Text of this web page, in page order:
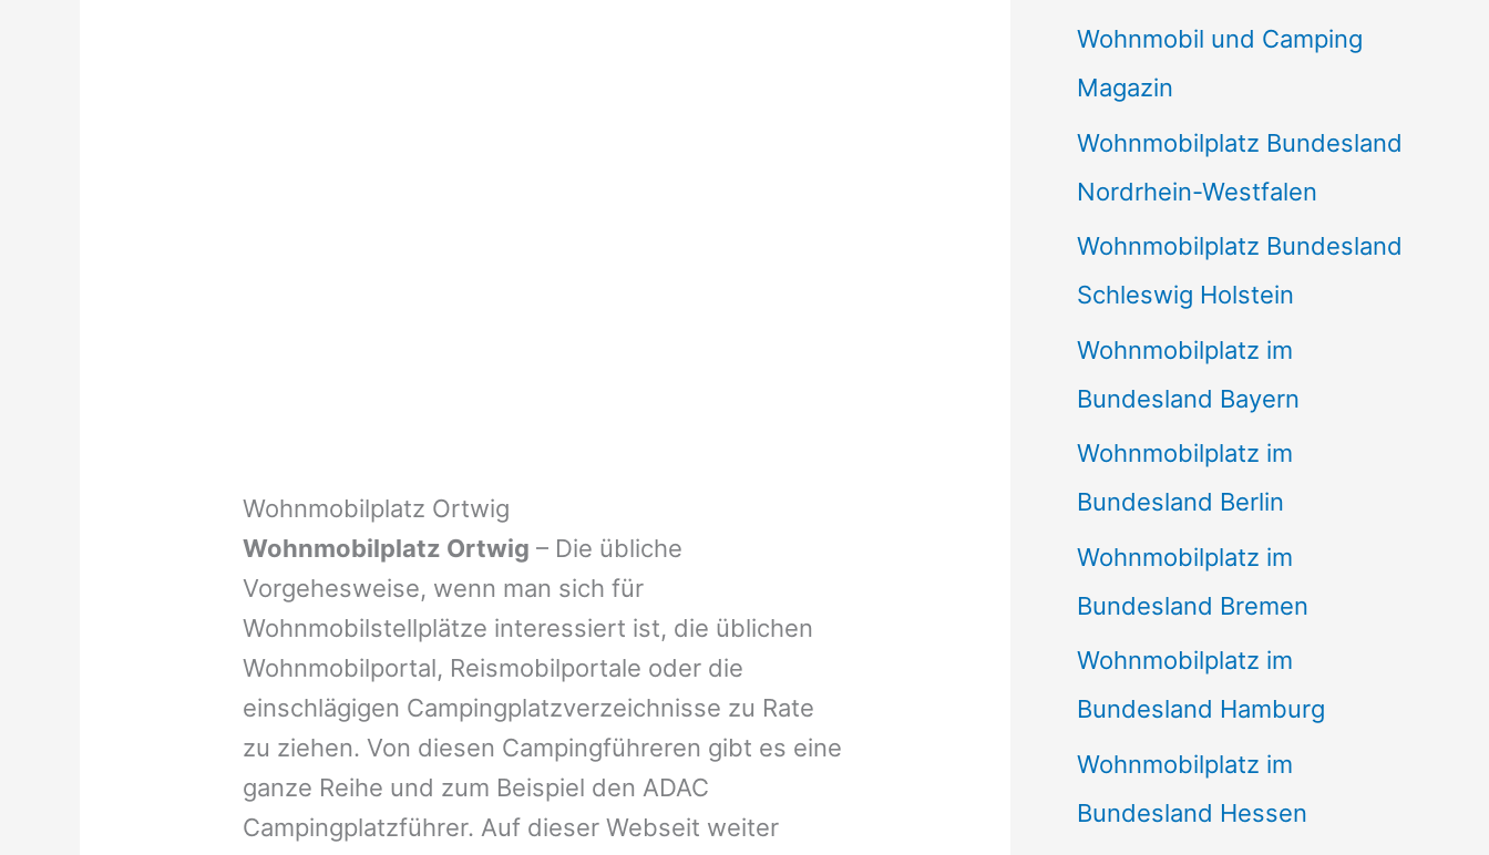
Wohnmobilplatz Ortwig
Wohnmobilplatz Ortwig – Die übliche
Vorgehesweise, wenn man sich für
Wohnmobilstellplätze interessiert ist, die üblichen
Wohnmobilportal, Reismobilportale oder die
einschlägigen Campingplatzverzeichnisse zu Rate
zu ziehen. Von diesen Campingführeren gibt es eine
ganze Reihe und zum Beispiel den ADAC
Campingplatzführer. Auf dieser Webseit weiter
Wohnmobil und Camping
Magazin
Wohnmobilplatz Bundesland
Nordrhein-Westfalen
Wohnmobilplatz Bundesland
Schleswig Holstein
Wohnmobilplatz im
Bundesland Bayern
Wohnmobilplatz im
Bundesland Berlin
Wohnmobilplatz im
Bundesland Bremen
Wohnmobilplatz im
Bundesland Hamburg
Wohnmobilplatz im
Bundesland Hessen